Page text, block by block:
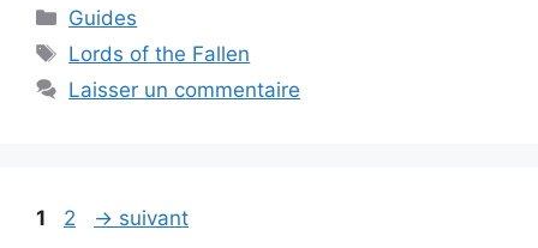
Catégories
Guides
Étiquettes
Lords of the Fallen
Laisser un commentaire
Page
1 Page
2 → suivant